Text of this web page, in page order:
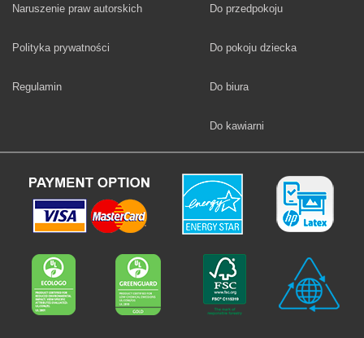
Naruszenie praw autorskich
Polityka prywatności
Regulamin
Fototapety
Do przedpokoju
Fototapety
Do pokoju dziecka
Fototapety
Do biura
Fototapety
Do kawiarni